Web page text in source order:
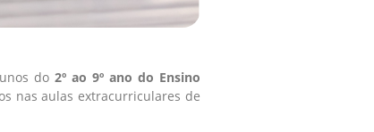
do 2º ao 9º ano do Ensino
nas aulas extracurriculares de